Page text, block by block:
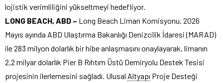
lojistik verimliliğini yükseltmeyi hedefliyor.
LONG BEACH, ABD – Long Beach Liman Komisyonu, 2026
Mayıs ayında ABD Ulaştırma Bakanlığı Denizcilik İdaresi (MARAD)
ile 283 milyon dolarlık bir hibe anlaşmasını onaylayarak, limanın
2,2 milyar dolarlık Pier B Rıhtım Üstü Demiryolu Destek Tesisi
projesinin ilerlemesini sağladı. Ulusal Altyapı Proje Desteği